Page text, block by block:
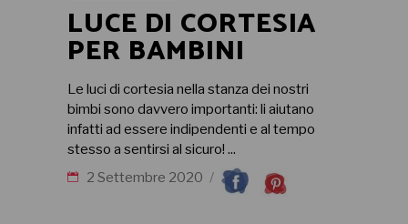
LUCE DI CORTESIA
PER BAMBINI
Le luci di cortesia nella stanza dei nostri
bimbi sono davvero importanti: li aiutano
infatti ad essere indipendenti e al tempo
stesso a sentirsi al sicuro!
2 Settembre 2020